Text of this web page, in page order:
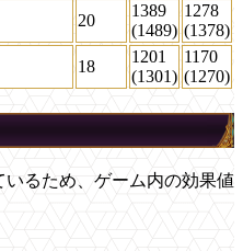
20
1389
(1489)
1278
(1378)
18
1201
(1301)
1170
(1270)
るため、ゲーム内の効果値